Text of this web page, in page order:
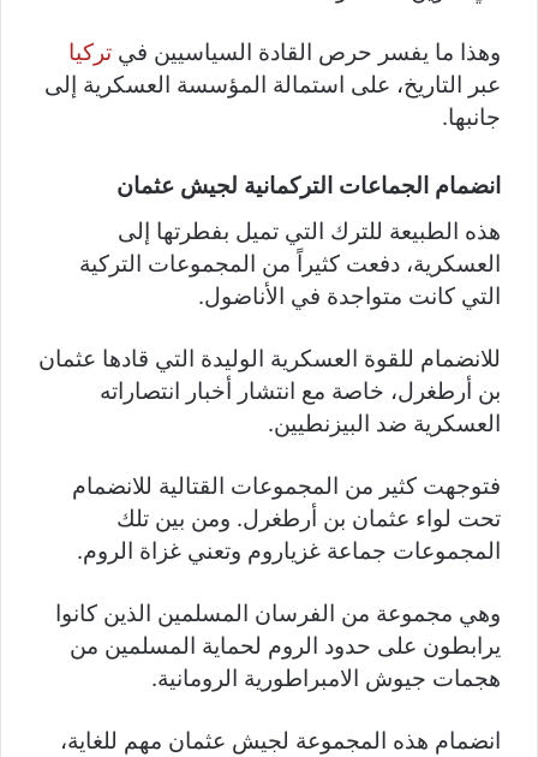
وهذا ما يفسر حرص القادة السياسيين في تركيا
عبر التاريخ، على استمالة المؤسسة العسكرية إلى
جانبها.
انضمام الجماعات التركمانية لجيش عثمان
هذه الطبيعة للترك التي تميل بفطرتها إلى
العسكرية، دفعت كثيراً من المجموعات التركية
التي كانت متواجدة في الأناضول.
للانضمام للقوة العسكرية الوليدة التي قادها عثمان
بن أرطغرل، خاصة مع انتشار أخبار انتصاراته
العسكرية ضد البيزنطيين.
فتوجهت كثير من المجموعات القتالية للانضمام
تحت لواء عثمان بن أرطغرل. ومن بين تلك
المجموعات جماعة غزياروم وتعني غزاة الروم.
وهي مجموعة من الفرسان المسلمين الذين كانوا
يرابطون على حدود الروم لحماية المسلمين من
هجمات جيوش الامبراطورية الرومانية.
انضمام هذه المجموعة لجيش عثمان مهم للغاية،